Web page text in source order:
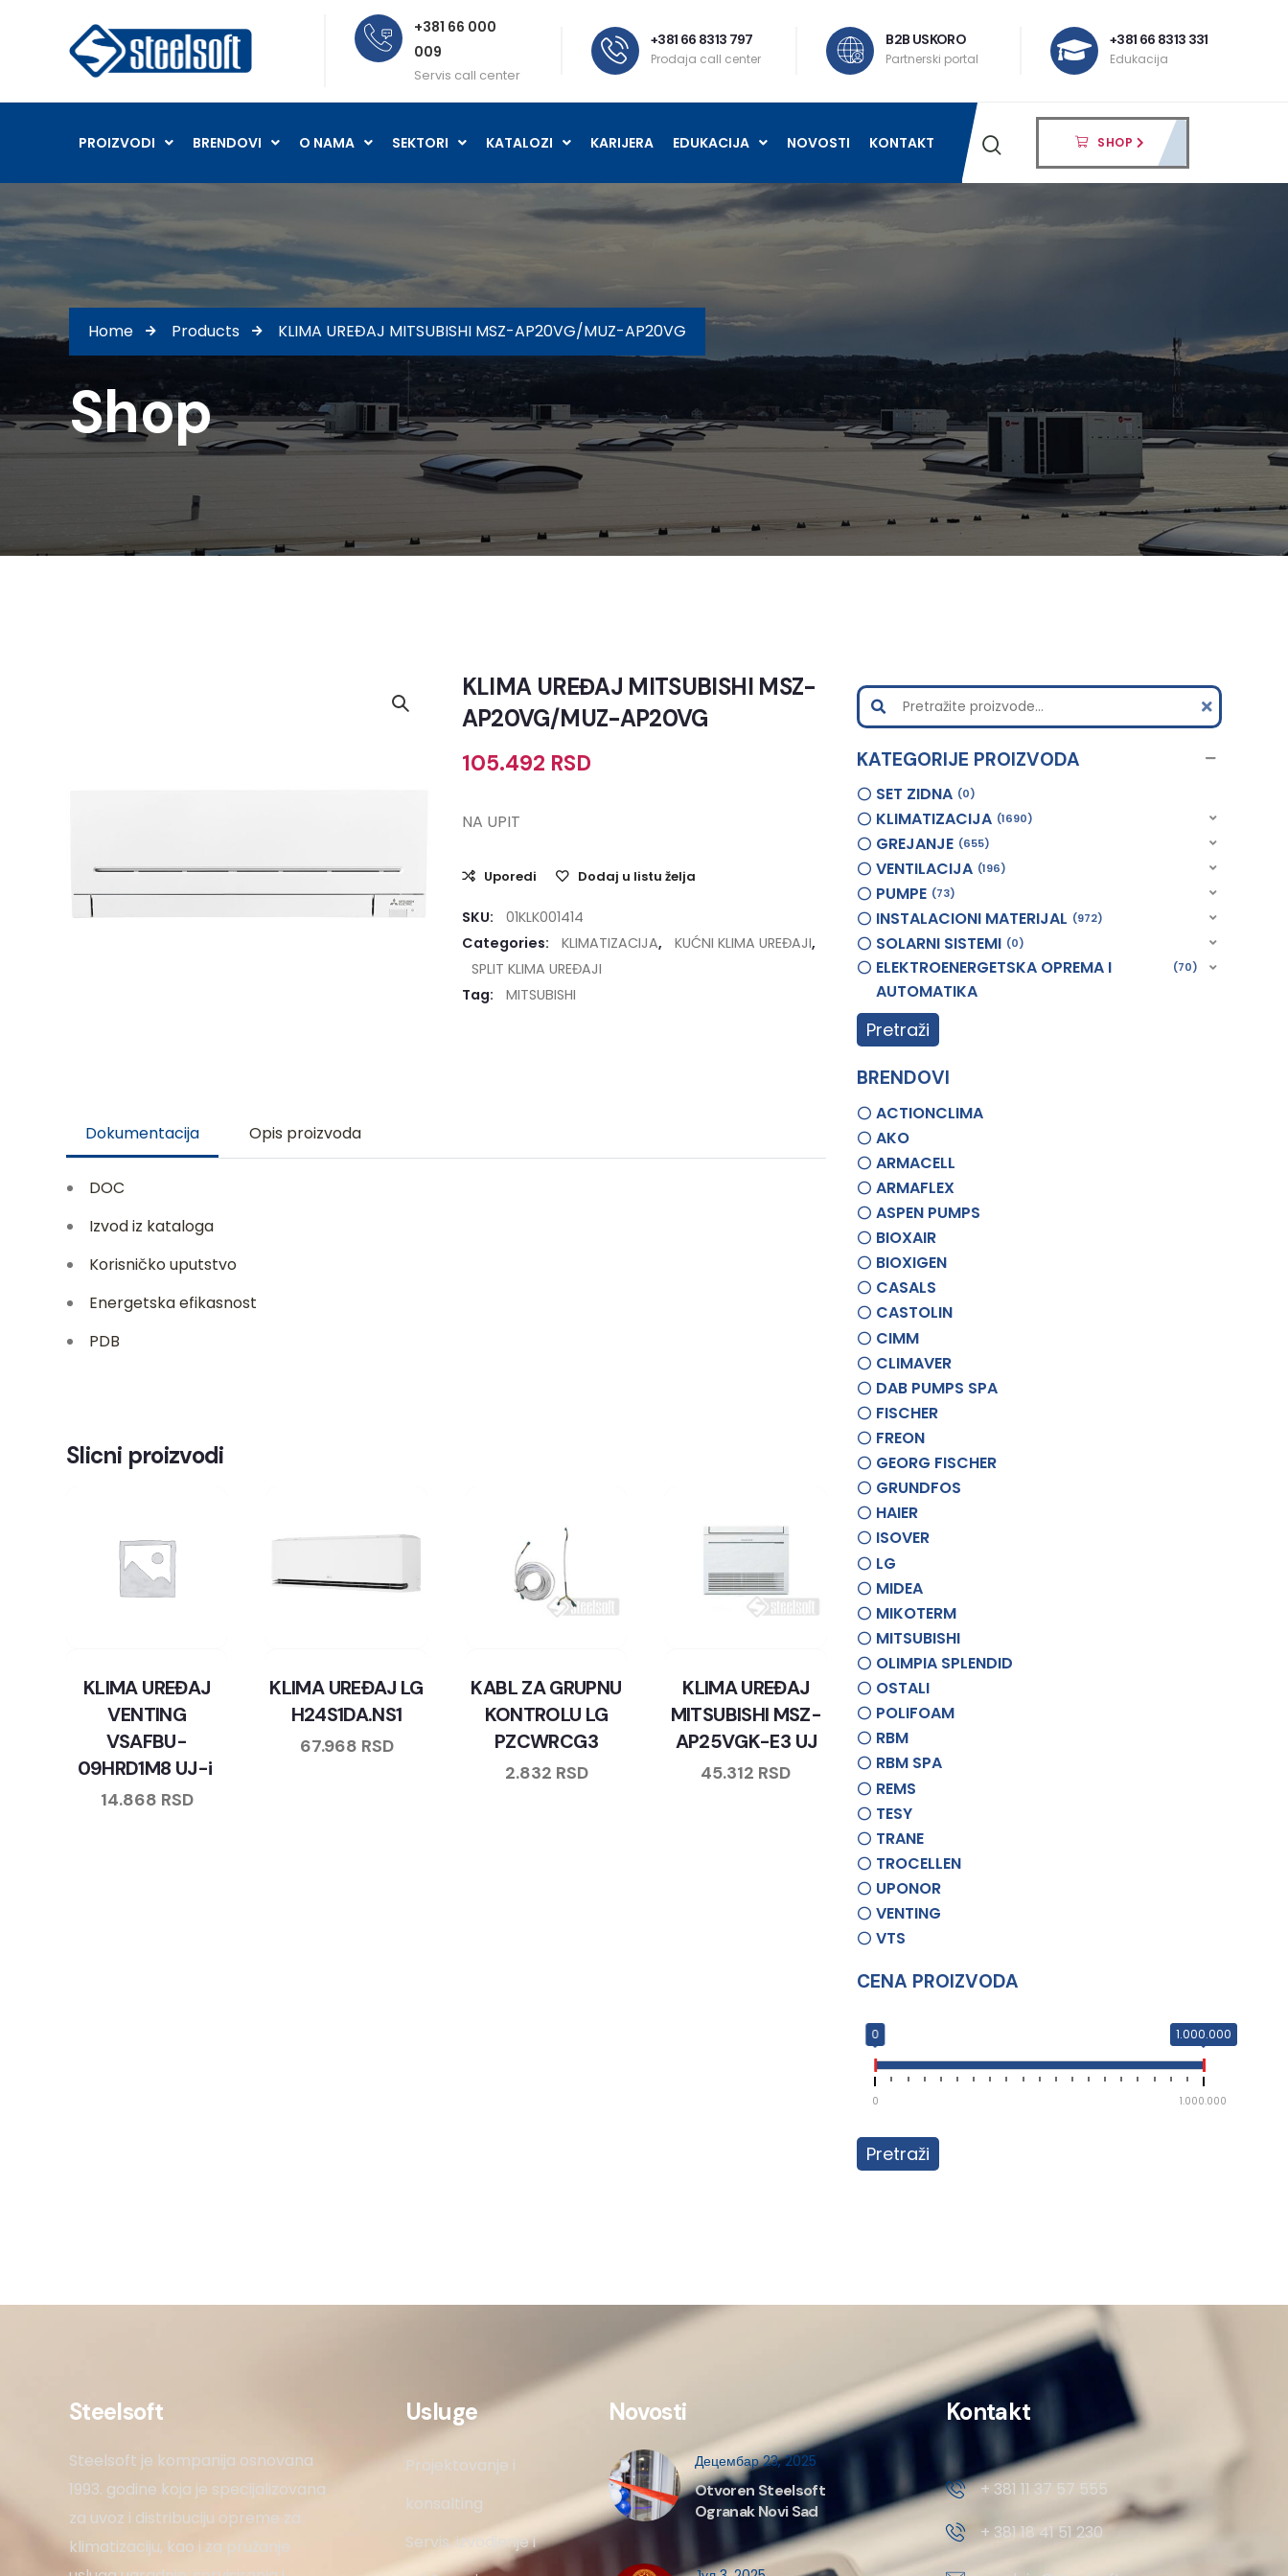
+381 66 000
009
Servis call center
+381 66 8313 797
Prodaja call center
B2B USKORO
Partnerski portal
+381 66 8313 331
Edukacija
PROIZVODI BRENDOVI O NAMA SEKTORI KATALOZI KARIJERA EDUKACIJA NOVOSTI KONTAKT SHOP
Home Products KLIMA UREĐAJ MITSUBISHI MSZ-AP20VG/MUZ-AP20VG
Shop
KLIMA UREĐAJ MITSUBISHI MSZ-
AP20VG/MUZ-AP20VG
105.492 RSD
NA UPIT
Uporedi Dodaj u listu želja
SKU:
01KLK001414
Categories:
KLIMATIZACIJA, KUĆNI KLIMA UREĐAJI,
SPLIT KLIMA UREĐAJI
Tag:
MITSUBISHI
Dokumentacija Opis proizvoda
DOC
Izvod iz kataloga
Korisničko uputstvo
Energetska efikasnost
PDB
Slicni proizvodi
KLIMA UREĐAJ
VENTING
VSAFBU-
09HRD1M8 UJ-i
14.868 RSD
KLIMA UREĐAJ LG
H24S1DA.NS1
67.968 RSD
KABL ZA GRUPNU
KONTROLU LG
PZCWRCG3
2.832 RSD
KLIMA UREĐAJ
MITSUBISHI MSZ-
AP25VGK-E3 UJ
45.312 RSD
KATEGORIJE PROIZVODA
SET ZIDNA 0
KLIMATIZACIJA 1690
GREJANJE 655
VENTILACIJA 196
PUMPE 73
INSTALACIONI MATERIJAL 972
SOLARNI SISTEMI 0
ELEKTROENERGETSKA OPREMA I
AUTOMATIKA
70
Pretraži
BRENDOVI
ACTIONCLIMA
AKO
ARMACELL
ARMAFLEX
ASPEN PUMPS
BIOXAIR
BIOXIGEN
CASALS
CASTOLIN
CIMM
CLIMAVER
DAB PUMPS SPA
FISCHER
FREON
GEORG FISCHER
GRUNDFOS
HAIER
ISOVER
LG
MIDEA
MIKOTERM
MITSUBISHI
OLIMPIA SPLENDID
OSTALI
POLIFOAM
RBM
RBM SPA
REMS
TESY
TRANE
TROCELLEN
UPONOR
VENTING
VTS
CENA PROIZVODA
0 1.000.000
0 1.000.000
Pretraži
Steelsoft
Steelsoft je kompanija osnovana
1993. godine koja je specijalizovana
za uvoz i distribuciju opreme za
klimatizaciju, kao i za pružanje
Usluge
Projektovanje i
konsalting
Servis, izvodjenje i
Novosti
Децембар 23, 2025
Otvoren Steelsoft
Ogranak Novi Sad
Kontakt
+ 381 11 37 57 555
+ 381 18 41 51 230